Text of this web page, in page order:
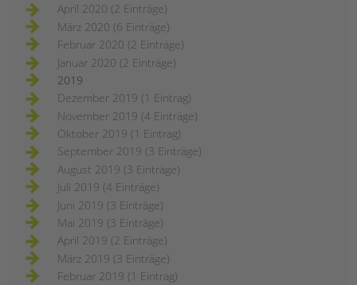
April 2020 (2 Einträge)
März 2020 (6 Einträge)
Februar 2020 (2 Einträge)
Januar 2020 (2 Einträge)
2019
Dezember 2019 (1 Eintrag)
November 2019 (4 Einträge)
Oktober 2019 (1 Eintrag)
September 2019 (3 Einträge)
August 2019 (3 Einträge)
Juli 2019 (4 Einträge)
Juni 2019 (3 Einträge)
Mai 2019 (3 Einträge)
April 2019 (2 Einträge)
März 2019 (3 Einträge)
Februar 2019 (1 Eintrag)